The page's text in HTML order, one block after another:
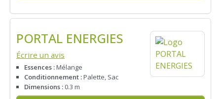
PORTAL ENERGIES
Écrire un avis
Essences :Mélange
Conditionnement :Palette, Sac
Dimensions : 0.3 m